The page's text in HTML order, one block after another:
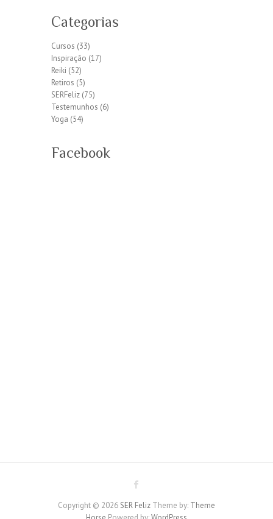
Categorias
Cursos (33)
Inspiração (17)
Reiki (52)
Retiros (5)
SERFeliz (75)
Testemunhos (6)
Yoga (54)
Facebook
Copyright © 2026 SER Feliz Theme by: Theme